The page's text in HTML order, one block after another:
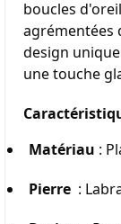
boucles
agrémentées
design
une touche
Matériau :
Pierre :